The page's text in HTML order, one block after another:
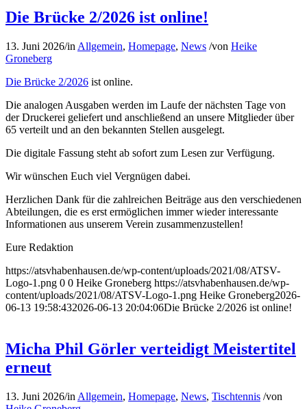
Die Brücke 2/2026 ist online!
13. Juni 2026/in Allgemein, Homepage, News /von Heike
Groneberg
Die Brücke 2/2026 ist online.
Die analogen Ausgaben werden im Laufe der nächsten Tage von
der Druckerei geliefert und anschließend an unsere Mitglieder über
65 verteilt und an den bekannten Stellen ausgelegt.
Die digitale Fassung steht ab sofort zum Lesen zur Verfügung.
Wir wünschen Euch viel Vergnügen dabei.
Herzlichen Dank für die zahlreichen Beiträge aus den verschiedenen
Abteilungen, die es erst ermöglichen immer wieder interessante
Informationen aus unserem Verein zusammenzustellen!
Eure Redaktion
https://atsvhabenhausen.de/wp-content/uploads/2021/08/ATSV-
Logo-1.png 0 0 Heike Groneberg https://atsvhabenhausen.de/wp-
content/uploads/2021/08/ATSV-Logo-1.png Heike Groneberg2026-
06-13 19:58:432026-06-13 20:04:06Die Brücke 2/2026 ist online!
Micha Phil Görler verteidigt Meistertitel
erneut
13. Juni 2026/in Allgemein, Homepage, News, Tischtennis /von